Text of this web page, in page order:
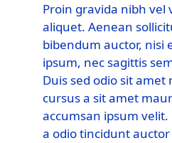
Proin gravida nibh vel
aliquet. Aenean
bibendum auctor, nisi
ipsum, nec sagittis
Duis sed odio sit
cursus a sit amet
accumsan ipsum
a odio tincidunt